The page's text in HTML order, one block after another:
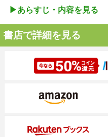
▶︎あらすじ・内容を見る
書店で詳細を見る